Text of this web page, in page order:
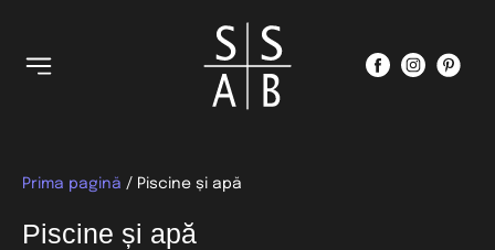
Prima pagină / Piscine și apă
Piscine și apă